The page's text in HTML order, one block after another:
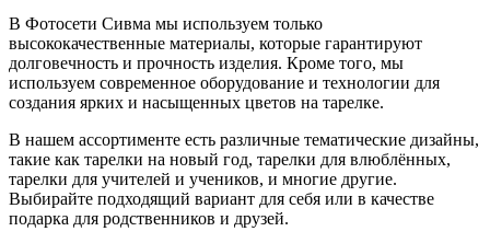
В Фотосети Сивма мы используем только
высококачественные материалы, которые гарантируют
долговечность и прочность изделия. Кроме того, мы
используем современное оборудование и технологии для
создания ярких и насыщенных цветов на тарелке.
В нашем ассортименте есть различные тематические дизайны,
такие как тарелки на новый год, тарелки для влюблённых,
тарелки для учителей и учеников, и многие другие.
Выбирайте подходящий вариант для себя или в качестве
подарка для родственников и друзей.